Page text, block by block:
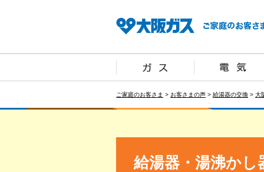
ご家庭のお客さま > お客さまの声 > 給湯器の交換 > 大
給湯器・湯沸かし